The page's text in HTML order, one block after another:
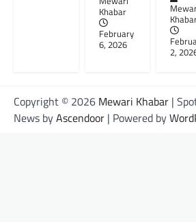
Khabar
February
6, 2026
2,
Copyright © 2026 Mewari Khabar |
News byAscendoor | Powered by